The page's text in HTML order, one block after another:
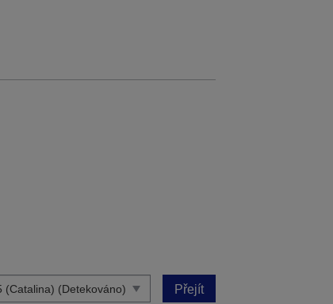
Přejít